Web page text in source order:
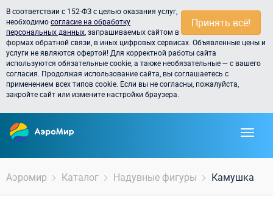
Принять всё!
В соответствии с 152-ФЗ с целью оказания услуг,
необходимосогласие на обработку
персональных данных , запрашиваемых сайтом в
формах обратной связи, в иных цифровых сервисах. Объявленные цены и
услуги не являются офертой! Для корректной работы сайта
используются обязательные cookie, а также необязательные — с вашего
согласия. Продолжая использование сайта, вы соглашаетесь с
применением всех типов cookie. Если вы не согласны, пожалуйста,
закройте сайт или измените настройки браузера.
Аэромир Каталог Надувные фигуры Камушка